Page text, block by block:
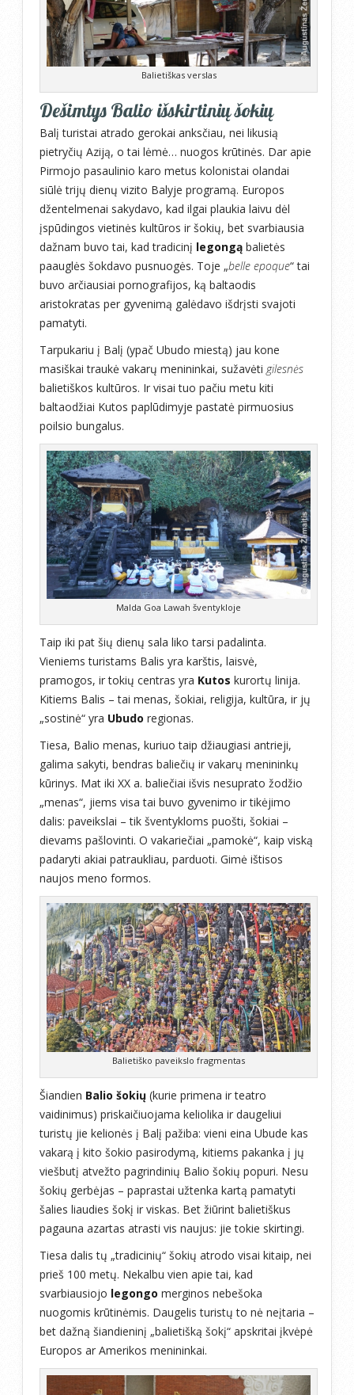
Balietiškas verslas
Dešimtys Balio išskirtinių šokių
Balį turistai atrado gerokai anksčiau, nei likusią
pietryčių Aziją, o tai lėmė… nuogos krūtinės. Dar apie
Pirmojo pasaulinio karo metus kolonistai olandai
siūlė trijų dienų vizito Balyje programą. Europos
džentelmenai sakydavo, kad ilgai plaukia laivu dėl
įspūdingos vietinės kultūros ir šokių, bet svarbiausia
dažnam buvo tai, kad tradicinį legongą balietės
paauglės šokdavo pusnuogės. Toje „belle epoque“ tai
buvo arčiausiai pornografijos, ką baltaodis
aristokratas per gyvenimą galėdavo išdrįsti svajoti
pamatyti.
Tarpukariu į Balį (ypač Ubudo miestą) jau kone
masiškai traukė vakarų menininkai, sužavėti gilesnės
balietiškos kultūros. Ir visai tuo pačiu metu kiti
baltaodžiai Kutos paplūdimyje pastatė pirmuosius
poilsio bungalus.
Malda Goa Lawah šventykloje
Taip iki pat šių dienų sala liko tarsi padalinta.
Vieniems turistams Balis yra karštis, laisvė,
pramogos, ir tokių centras yra Kutos kurortų linija.
Kitiems Balis – tai menas, šokiai, religija, kultūra, ir jų
„sostinė“ yra Ubudo regionas.
Tiesa, Balio menas, kuriuo taip džiaugiasi antrieji,
galima sakyti, bendras baliečių ir vakarų menininkų
kūrinys. Mat iki XX a. baliečiai išvis nesuprato žodžio
„menas“, jiems visa tai buvo gyvenimo ir tikėjimo
dalis: paveikslai – tik šventykloms puošti, šokiai –
dievams pašlovinti. O vakariečiai „pamokė“, kaip viską
padaryti akiai patraukliau, parduoti. Gimė ištisos
naujos meno formos.
Balietiško paveikslo fragmentas
Šiandien Balio šokių (kurie primena ir teatro
vaidinimus) priskaičiuojama keliolika ir daugeliui
turistų jie kelionės į Balį pažiba: vieni eina Ubude kas
vakarą į kito šokio pasirodymą, kitiems pakanka į jų
viešbutį atvežto pagrindinių Balio šokių popuri. Nesu
šokių gerbėjas – paprastai užtenka kartą pamatyti
šalies liaudies šokį ir viskas. Bet žiūrint balietiškus
pagauna azartas atrasti vis naujus: jie tokie skirtingi.
Tiesa dalis tų „tradicinių“ šokių atrodo visai kitaip, nei
prieš 100 metų. Nekalbu vien apie tai, kad
svarbiausiojo legongo merginos nebešoka
nuogomis krūtinėmis. Daugelis turistų to nė neįtaria –
bet dažną šiandieninį „balietišką šokį“ apskritai įkvėpė
Europos ar Amerikos menininkai.